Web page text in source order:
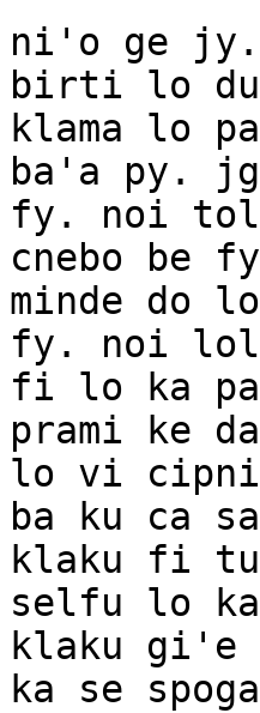
ni'o ge
birti lo
klama lo
ba'a py.
fy. noi
cnebo be
minde do
fy. noi
fi lo ka
prami ke
lo vi
ba ku ca
klaku fi
selfu lo
klaku gi'e
ka se